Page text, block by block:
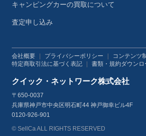
キャンピングカーの買取について
査定申し込み
会社概要 プライバシーポリシー コンテンツ
特定商取引法に基づく表記
書類・規約ダウンロ
クイック・ネットワーク株式会社
〒650-0037
兵庫県神戸市中央区明石町44 神戸御幸ビル4F
0120-926-901
© SellCa ALL RIGHTS RESERVED